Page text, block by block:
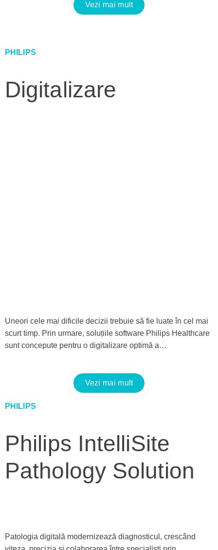
Vezi mai mult
PHILIPS
Digitalizare
Uneori cele mai dificile decizii trebuie să fie luate în cel mai
scurt timp. Prin urmare, soluțiile software Philips Healthcare
sunt concepute pentru o digitalizare optimă a…
Vezi mai mult
PHILIPS
Philips IntelliSite
Pathology Solution
Patologia digitală modernizează diagnosticul, crescând